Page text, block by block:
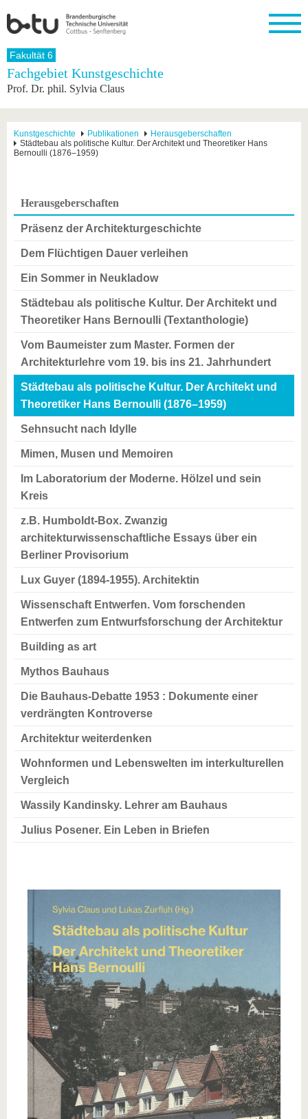
Startseite
Universität
Struktur
Karriere
Partnerschaften
Strukturwandel
Forschung
Forschung
Forschungsprofil
Nachwuchs
Studium
Vor dem
Studium
Nach
Studium
Profil
Aus dem
BTU ins
Ausland
Für
Studierende
Kontakt
Wissenschaftliche
Weiterbildung
Fachkräfte
Wirtschafts-
BTU
kennen
Werte
Fakultät 6
Fachgebiet Kunstgeschichte
Prof. Dr. phil. Sylvia Claus
Kunstgeschichte Publikationen
Herausgeberschaften
Städtebau als politische Kultur. Der Architekt und Theoretiker Hans
Bernoulli (1876–1959)
Herausgeberschaften
Präsenz der Architekturgeschichte
Dem Flüchtigen Dauer verleihen
Ein Sommer in Neukladow
Städtebau als politische Kultur. Der Architekt und
Theoretiker Hans Bernoulli (Textanthologie)
Vom Baumeister zum Master. Formen der
Architekturlehre vom 19. bis ins 21. Jahrhundert
Städtebau als politische Kultur. Der Architekt und
Theoretiker Hans Bernoulli (1876–1959)
Sehnsucht nach Idylle
Mimen, Musen und Memoiren
Im Laboratorium der Moderne. Hölzel und sein
Kreis
z.B. Humboldt-Box. Zwanzig
architekturwissenschaftliche Essays über ein
Berliner Provisorium
Lux Guyer (1894-1955). Architektin
Wissenschaft Entwerfen. Vom forschenden
Entwerfen zum Entwurfsforschung der Architektur
Building as art
Mythos Bauhaus
Die Bauhaus-Debatte 1953 : Dokumente einer
verdrängten Kontroverse
Architektur weiterdenken
Wohnformen und Lebenswelten im interkulturellen
Vergleich
Wassily Kandinsky. Lehrer am Bauhaus
Julius Posener. Ein Leben in Briefen